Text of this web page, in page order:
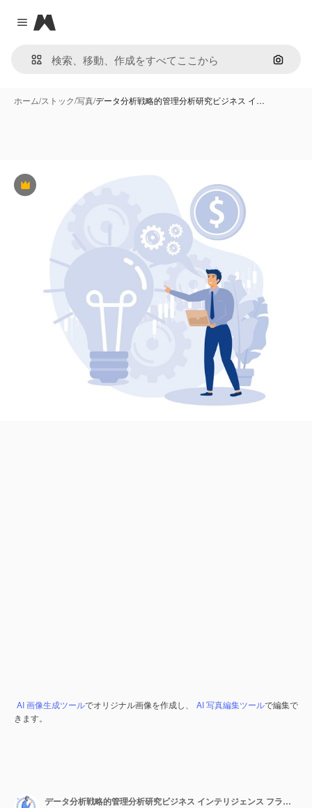
Close menu
Magnific
画像で
ホーム/ストック/写真/データ分析戦略的管理分析研究ビジネス イ…
Premium
AI 画像生成ツールでオリジナル画像を作成し、 AI 写真編集ツールで編集で
きます。
データ分析戦略的管理分析研究ビジネス インテリジェンス フラット ベクトル モダンなイラスト